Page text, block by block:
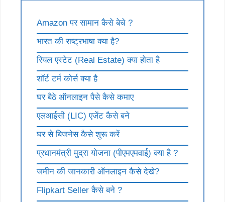
Amazon पर सामान कैसे बेचे ?
भारत की राष्ट्रभाषा क्या है?
रियल एस्टेट (Real Estate) क्या होता है
शॉर्ट टर्म कोर्स क्या है
घर बैठे ऑनलाइन पैसे कैसे कमाए
एलआईसी (LIC) एजेंट कैसे बने
घर से बिजनेस कैसे शुरू करें
प्रधानमंत्री मुद्रा योजना (पीएमएमवाई) क्या है ?
जमीन की जानकारी ऑनलाइन कैसे देखे?
Flipkart Seller कैसे बने ?